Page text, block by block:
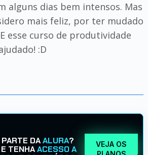
alguns dias bem intensos. Mas
mais feliz, por ter mudado
esse curso de produtividade
:D
DAALURA?
TENHAACESSO A
VEJA OS